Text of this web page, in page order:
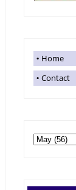
Home
Contact